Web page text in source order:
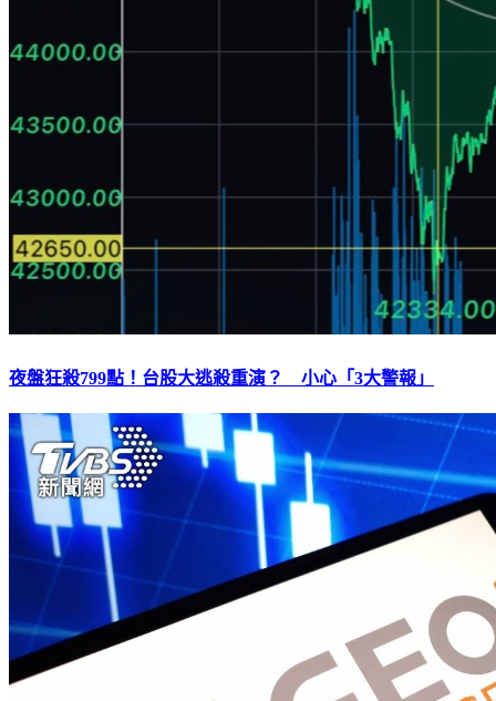
夜盤狂殺799點！台股大逃殺重演？ 小心「3大警報」